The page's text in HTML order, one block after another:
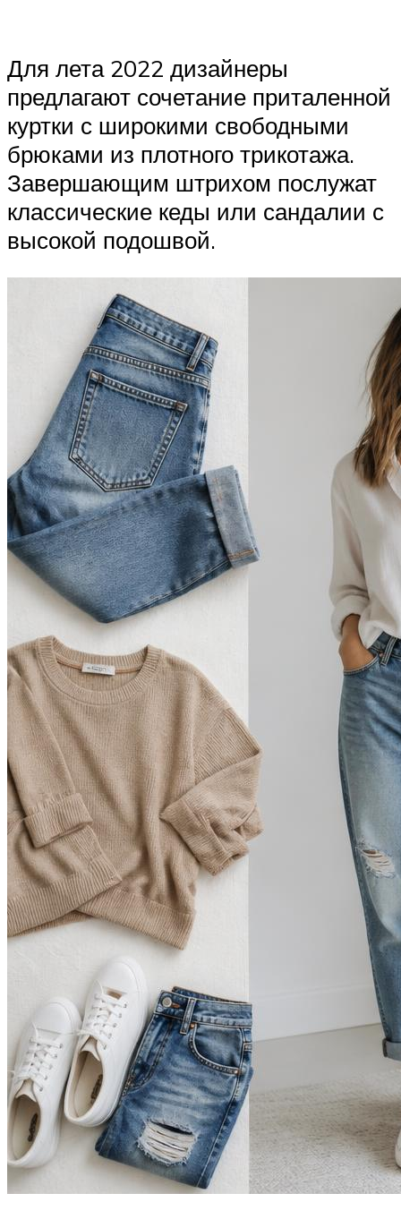
Для лета 2022 дизайнеры
предлагают сочетание приталенной
куртки с широкими свободными
брюками из плотного трикотажа.
Завершающим штрихом послужат
классические кеды или сандалии с
высокой подошвой.